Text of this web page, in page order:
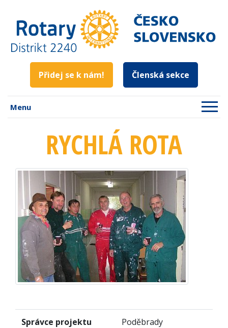
Přidej se k nám! Členská sekce
Menu
RYCHLÁ ROTA
Správce projektu Poděbrady